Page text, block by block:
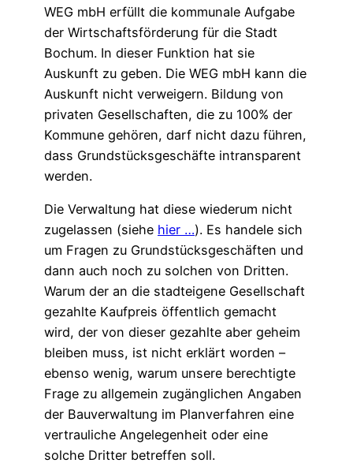
WEG mbH erfüllt die kommunale Aufgabe
der Wirtschaftsförderung für die Stadt
Bochum. In dieser Funktion hat sie
Auskunft zu geben. Die WEG mbH kann die
Auskunft nicht verweigern. Bildung von
privaten Gesellschaften, die zu 100% der
Kommune gehören, darf nicht dazu führen,
dass Grundstücksgeschäfte intransparent
werden.
Die Verwaltung hat diese wiederum nicht
zugelassen (siehe hier …). Es handele sich
um Fragen zu Grundstücksgeschäften und
dann auch noch zu solchen von Dritten.
Warum der an die stadteigene Gesellschaft
gezahlte Kaufpreis öffentlich gemacht
wird, der von dieser gezahlte aber geheim
bleiben muss, ist nicht erklärt worden –
ebenso wenig, warum unsere berechtigte
Frage zu allgemein zugänglichen Angaben
der Bauverwaltung im Planverfahren eine
vertrauliche Angelegenheit oder eine
solche Dritter betreffen soll.